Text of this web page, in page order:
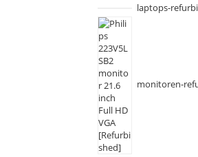
laptops-
monitoren-